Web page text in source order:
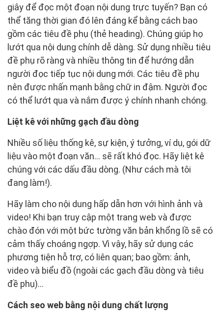
giây để đọc một đoạn nội dung trực tuyến? Bạn có
thể tăng thời gian đó lên đáng kể bằng cách bao
gồm các tiêu đề phụ (thẻ heading). Chúng giúp họ
lướt qua nội dung chính dễ dàng. Sử dụng nhiều tiêu
đề phụ rõ ràng và nhiều thông tin để hướng dẫn
người đọc tiếp tục nội dung mới. Các tiêu đề phụ
nên được nhấn mạnh bằng chữ in đậm. Người đọc
có thể lướt qua và nắm được ý chính nhanh chóng.
Liệt kê với những gạch đầu dòng
Nhiều số liệu thống kê, sự kiện, ý tưởng, ví dụ, gói dữ
liệu vào một đoạn văn… sẽ rất khó đọc. Hãy liệt kê
chúng với các dấu đầu dòng. (Như cách mà tôi
đang làm!).
Hãy làm cho nội dung hấp dẫn hơn với hình ảnh và
video! Khi bạn truy cập một trang web và được
chào đón với một bức tường văn bản khổng lồ sẽ có
cảm thấy choáng ngợp. Vì vậy, hãy sử dụng các
phương tiện hỗ trợ, có liên quan; bao gồm: ảnh,
video và biểu đồ (ngoài các gạch đầu dòng và tiêu
đề phụ)…
Cách seo web bằng nội dung chất lượng